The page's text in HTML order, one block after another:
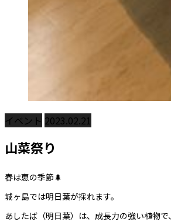
イベント 2023.02.21
山菜祭り
春は恵の季節🌲
城ヶ島では明日葉が採れます。
あしたば（明日葉）は、成長力の強い植物で、